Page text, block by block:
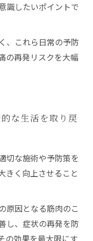
識したいポイントで
、これら日常の予防
の再発リスクを大幅
な生活を取り戻
切な施術や予防策を
きく向上させること
原因となる筋肉のこ
し、症状の再発を防
の効果を最大限にす